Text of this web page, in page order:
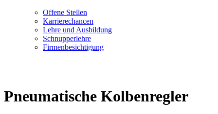
Offene Stellen
Karrierechancen
Lehre und Ausbildung
Schnupperlehre
Firmenbesichtigung
Pneumatische Kolbenregler